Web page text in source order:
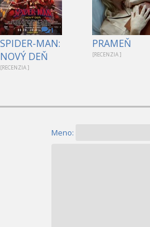
1
SPIDER-MAN:
NOVÝ DEŇ
[RECENZIA ]
PRAMEŇ
[RECENZIA ]
Meno: